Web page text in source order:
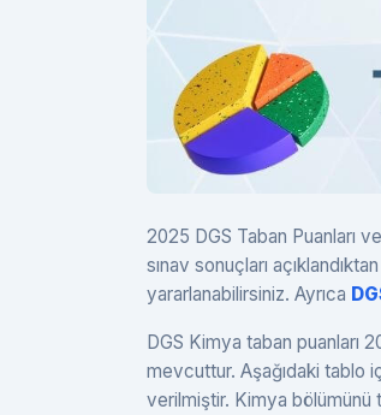
2025 DGS Taban Puanları
sınav sonuçları
yararlanabilirsiniz. Ayrıca
DGS Kimya taban puanları
mevcuttur. Aşağıdaki tablo
verilmiştir. Kimya